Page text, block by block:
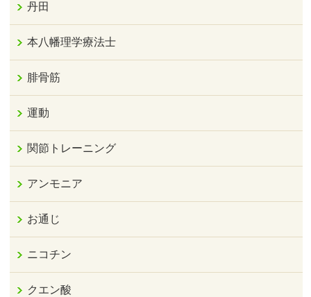
丹田
本八幡理学療法士
腓骨筋
運動
関節トレーニング
アンモニア
お通じ
ニコチン
クエン酸